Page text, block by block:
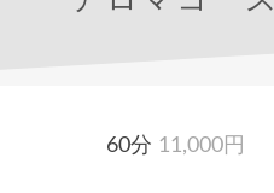
60分 11,000円